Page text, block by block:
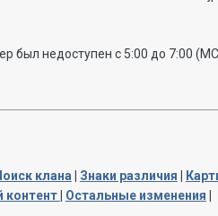
был недоступен с 5:00 до 7:00
клана Знаки различия
контент
Остальные изменения